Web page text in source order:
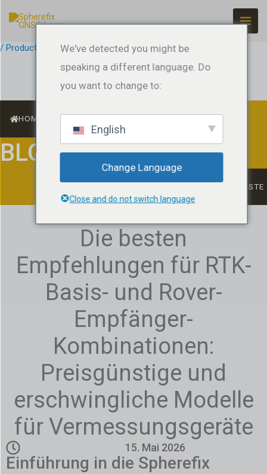
Inhalt
/ Product Guides/ Vonjeffreyrtk@gmail.com
HOME
BLOG
LISTE
Die besten
Empfehlungen für RTK-
Basis- und Rover-
Empfänger-
Kombinationen:
Preisgünstige und
erschwingliche Modelle
für Vermessungsgeräte
15. Mai 2026
Einführung in die Spherefix
We've detected you might be
speaking a different language. Do
you want to change to:
English
Change Language
Close and do not switch language